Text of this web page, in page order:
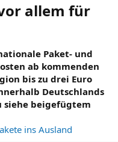
allem für
Paket- und
ab kommenden
bis zu drei Euro
Deutschlands
siehe beigefügtem
ins Ausland